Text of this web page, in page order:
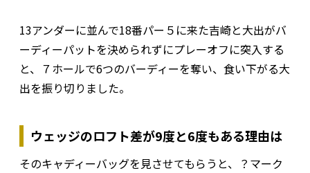
13アンダーに並んで18番パー５に来た吉崎と大出がバ
ーディーパットを決められずにプレーオフに突入する
と、７ホールで6つのバーディーを奪い、食い下がる大
出を振り切りました。
ウェッジのロフト差が9度と6度もある理由は
そのキャディーバッグを見させてもらうと、？マーク